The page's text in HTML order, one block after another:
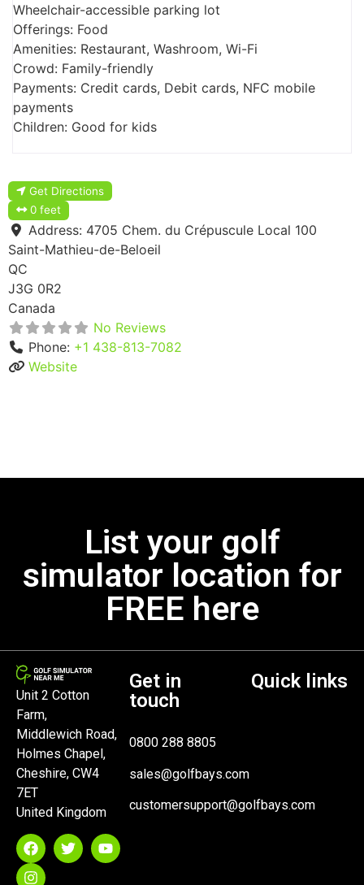
Wheelchair-accessible parking lot
Offerings: Food
Amenities: Restaurant, Washroom, Wi-Fi
Crowd: Family-friendly
Payments: Credit cards, Debit cards, NFC mobile
payments
Children: Good for kids
Get Directions
0 feet
Address: 4705 Chem. du Crépuscule Local 100
Saint-Mathieu-de-Beloeil
QC
J3G 0R2
Canada
No Reviews
Phone: +1 438-813-7082
Website
List your golf
simulator location for
FREE here
Unit 2 Cotton
Farm,
Middlewich Road,
Holmes Chapel,
Cheshire, CW4
7ET
United Kingdom
Get in
touch
0800 288 8805
sales@golfbays.com
customersupport@golfbays.com
Quick links